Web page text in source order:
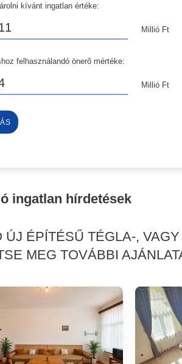
kívánt ingatlan értéke:
Millió Ft
felhasználandó önerő mértéke:
Millió Ft
ingatlan hírdetések
ÚJ ÉPÍTÉSŰ TÉGLA-,
MEG TOVÁBBI